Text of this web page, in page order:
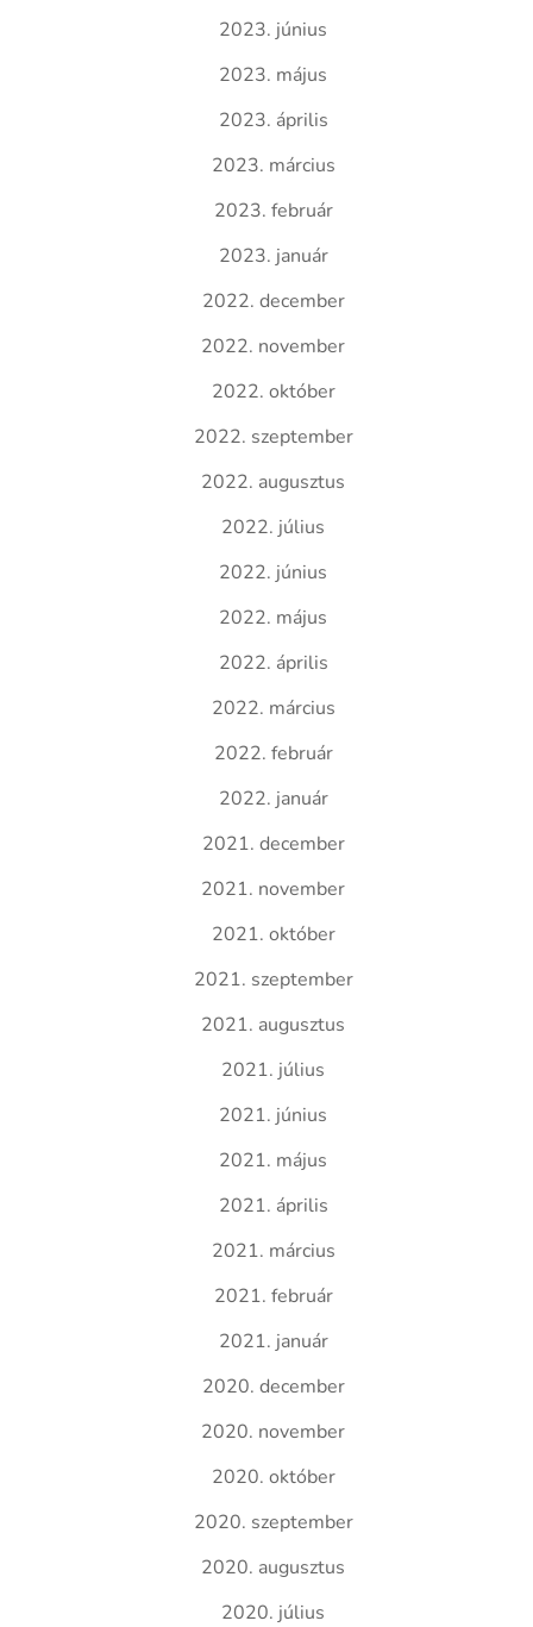
2023. június
2023. május
2023. április
2023. március
2023. február
2023. január
2022. december
2022. november
2022. október
2022. szeptember
2022. augusztus
2022. július
2022. június
2022. május
2022. április
2022. március
2022. február
2022. január
2021. december
2021. november
2021. október
2021. szeptember
2021. augusztus
2021. július
2021. június
2021. május
2021. április
2021. március
2021. február
2021. január
2020. december
2020. november
2020. október
2020. szeptember
2020. augusztus
2020. július